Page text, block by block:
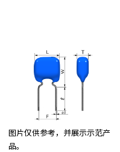
图片仅供参考，并展示示范产
品。